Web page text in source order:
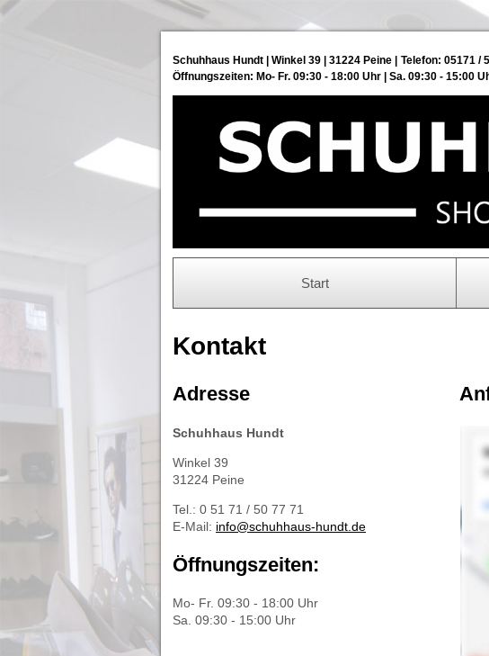
Schuhhaus Hundt Winkel 39 31224 Peine Telefon: 05171 /
Öffnungszeiten: Mo- Fr. 09:30 - 18:00 Uhr | Sa. 09:30 - 15:00
Start
Kontakt
Adresse
Schuhhaus Hundt
Winkel 39
31224 Peine
Tel.: 0 51 71 / 50 77 71
E-Mail: info@schuhhaus-hundt.de
Öffnungszeiten:
Mo- Fr. 09:30 - 18:00 Uhr
Sa. 09:30 - 15:00 Uhr